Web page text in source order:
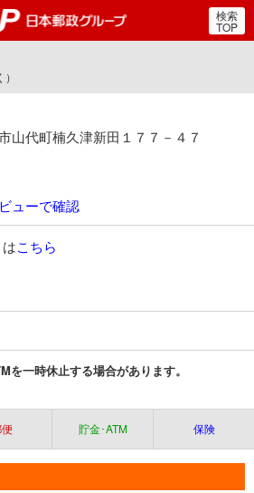
郵便局・日本郵政グルー
検索
TOP
山代町楠久津新田１７７－４７
ューで確認
こちら
を一時休止する場合があります。
貯金･ATM 保険